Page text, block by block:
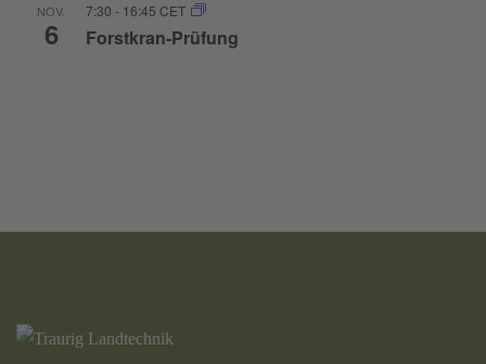
NOV.
6
7:30 - 16:45 CET
Forstkran-Prüfung